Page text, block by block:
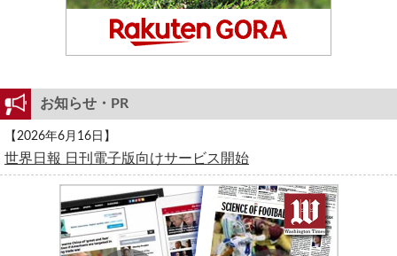
お知らせ・PR
【2026年6月16日】
世界日報 日刊電子版向けサービス開始